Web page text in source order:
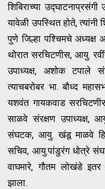
शिबिराच्या
यावेळी उपस्थित होते, त्यांनी
पुणे जिल्हा पश्चिमचे
थोरात सरचिटणीस, आयु.
उपाध्यक्ष, अशोक टपाले
त्याचबरोबर भा. बौध्द
यशवंत गायकवाड
साळवे संरक्षण
संघटक, आयु. खंडू माळवे
सचिव, आयु.पांडुरंग धोत्रे
वाघमारे, गौतम लोखंडे इतर
झाला.